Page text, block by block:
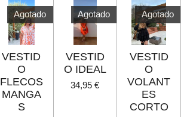
Agotado
VESTID
O
FLECOS
MANGA
S
Agotado
VESTID
O IDEAL
34,95 €
Agotado
VESTID
O
VOLANT
ES
CORTO